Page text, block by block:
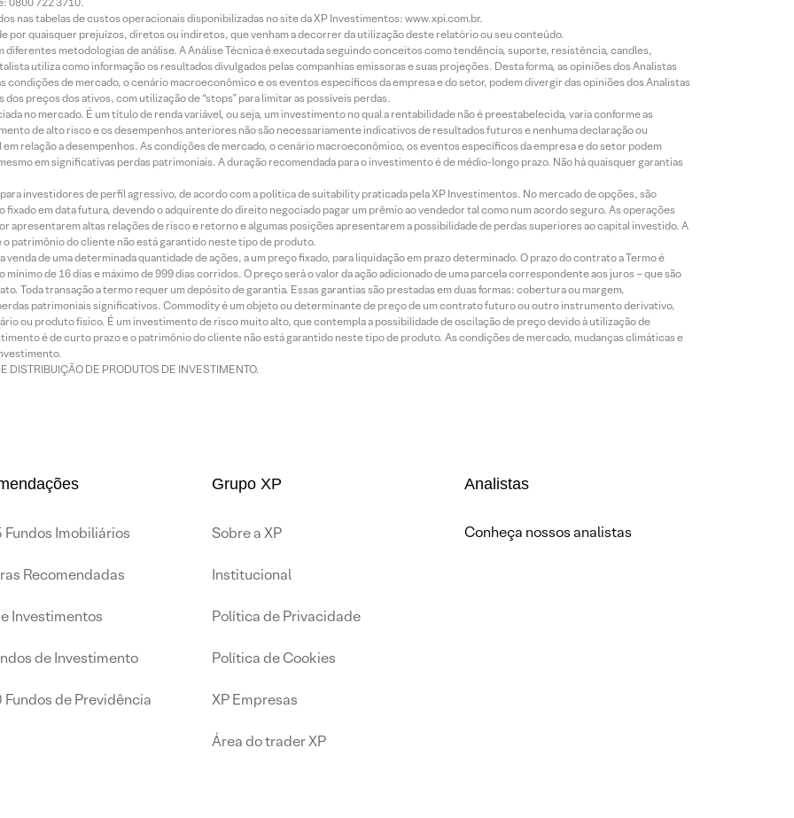
nas tabelas de custos operacionais disponibilizadas no site da XP Investimentos: www.xpi.com.br.
por quaisquer prejuízos, diretos ou indiretos, que venham a decorrer da utilização deste relatório ou seu conteúdo.
diferentes metodologias de análise. A Análise Técnica é executada seguindo conceitos como tendência, suporte, resistência, candles,
utiliza como informação os resultados divulgados pelas companhias emissoras e suas projeções. Desta forma, as opiniões dos Analistas
condições de mercado, o cenário macroeconômico e os eventos específicos da empresa e do setor, podem divergir das opiniões dos Analistas
preços dos ativos, com utilização de “stops” para limitar as possíveis perdas.
no mercado. É um título de renda variável, ou seja, um investimento no qual a rentabilidade não é preestabelecida, varia conforme as
de alto risco e os desempenhos anteriores não são necessariamente indicativos de resultados futuros e nenhuma declaração ou
relação a desempenhos. As condições de mercado, o cenário macroeconômico, os eventos específicos da empresa e do setor podem
em significativas perdas patrimoniais. A duração recomendada para o investimento é de médio-longo prazo. Não há quaisquer garantias
investidores de perfil agressivo, de acordo com a política de suitability praticada pela XP Investimentos. No mercado de opções, são
em data futura, devendo o adquirente do direito negociado pagar um prêmio ao vendedor tal como num acordo seguro. As operações
apresentarem altas relações de risco e retorno e algumas posições apresentarem a possibilidade de perdas superiores ao capital investido. A
patrimônio do cliente não está garantido neste tipo de produto.
de uma determinada quantidade de ações, a um preço fixado, para liquidação em prazo determinado. O prazo do contrato a Termo é
de 16 dias e máximo de 999 dias corridos. O preço será o valor da ação adicionado de uma parcela correspondente aos juros – que são
Toda transação a termo requer um depósito de garantia. Essas garantias são prestadas em duas formas: cobertura ou margem.
patrimoniais significativos. Commodity é um objeto ou determinante de preço de um contrato futuro ou outro instrumento derivativo,
ou produto físico. É um investimento de risco muito alto, que contempla a possibilidade de oscilação de preço devido à utilização de
é de curto prazo e o patrimônio do cliente não está garantido neste tipo de produto. As condições de mercado, mudanças climáticas e
DISTRIBUIÇÃO DE PRODUTOS DE INVESTIMENTO.
Fundos Imobiliários
Recomendadas
Investimentos
de Investimento
Fundos de Previdência
Grupo XP
Sobre a XP
Institucional
Política de Privacidade
Política de Cookies
XP Empresas
Área do trader XP
Analistas
Conheça nossos analistas